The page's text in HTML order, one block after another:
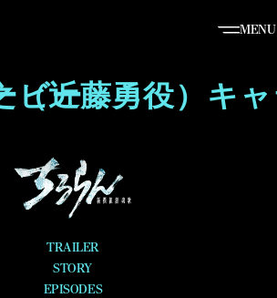
MENU
クタームービー
TRAILER
STORY
EPISODES